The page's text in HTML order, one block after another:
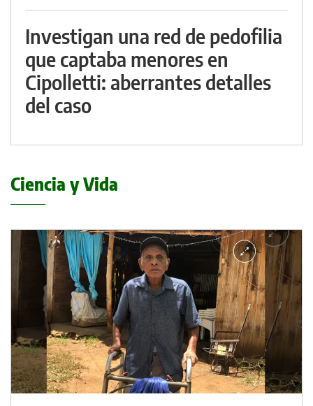
Investigan una red de pedofilia
que captaba menores en
Cipolletti: aberrantes detalles
del caso
Ciencia y Vida